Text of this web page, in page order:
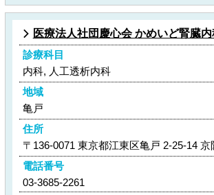
医療法人社団慶心会 かめいど腎臓
診療科目
内科, 人工透析内科
地域
亀戸
住所
〒136-0071 東京都江東区亀戸 2-25-14
電話番号
03-3685-2261